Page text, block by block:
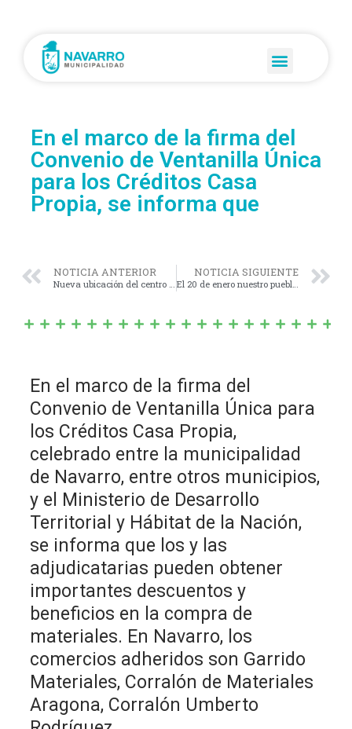
En el marco de la firma del
Convenio de Ventanilla Única
para los Créditos Casa
Propia, se informa que
NOTICIA ANTERIOR
Nueva ubicación del centro vacunatorio.
NOTICIA SIGUIENTE
El 20 de enero nuestro pueblo fue golpeado por un temporal que dejó al complejo La Laguna con muchos daños
En el marco de la firma del
Convenio de Ventanilla Única para
los Créditos Casa Propia,
celebrado entre la municipalidad
de Navarro, entre otros municipios,
y el Ministerio de Desarrollo
Territorial y Hábitat de la Nación,
se informa que los y las
adjudicatarias pueden obtener
importantes descuentos y
beneficios en la compra de
materiales. En Navarro, los
comercios adheridos son Garrido
Materiales, Corralón de Materiales
Aragona, Corralón Umberto